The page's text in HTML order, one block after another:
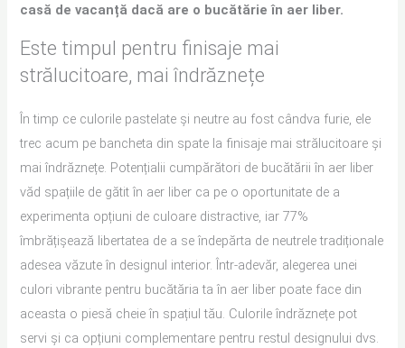
casă de vacanță dacă are o bucătărie în aer liber.
Este timpul pentru finisaje mai
strălucitoare, mai îndrăznețe
În timp ce culorile pastelate și neutre au fost cândva furie, ele
trec acum pe bancheta din spate la finisaje mai strălucitoare și
mai îndrăznețe. Potențialii cumpărători de bucătării în aer liber
văd spațiile de gătit în aer liber ca pe o oportunitate de a
experimenta opțiuni de culoare distractive, iar 77%
îmbrățișează libertatea de a se îndepărta de neutrele tradiționale
adesea văzute în designul interior. Într-adevăr, alegerea unei
culori vibrante pentru bucătăria ta în aer liber poate face din
aceasta o piesă cheie în spațiul tău. Culorile îndrăznețe pot
servi și ca opțiuni complementare pentru restul designului dvs.